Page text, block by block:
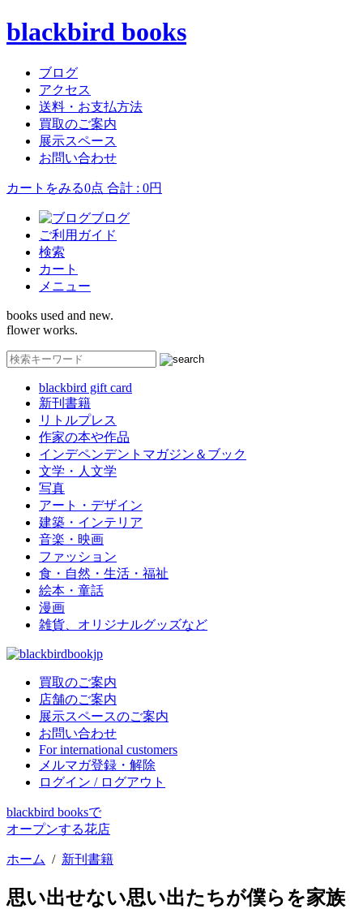
blackbird books
ブログ
アクセス
送料・お支払方法
買取のご案内
展示スペース
お問い合わせ
カートをみる0点 合計 : 0円
ブログ
ご利用ガイド
検索
カート
メニュー
books used and new.
flower works.
blackbird gift card
新刊書籍
リトルプレス
作家の本や作品
インデペンデントマガジン＆ブック
文学・人文学
写真
アート・デザイン
建築・インテリア
音楽・映画
ファッション
食・自然・生活・福祉
絵本・童話
漫画
雑貨、オリジナルグッズなど
買取のご案内
店舗のご案内
展示スペースのご案内
お問い合わせ
For international customers
メルマガ登録・解除
ログイン / ログアウト
blackbird booksで
オープンする花店
ホーム / 新刊書籍
思い出せない思い出たちが僕らを家族